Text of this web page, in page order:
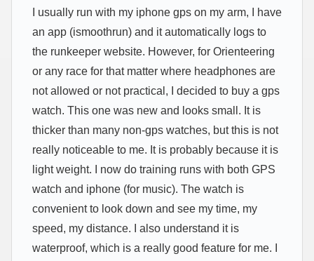
I usually run with my iphone gps on my arm, I have
an app (ismoothrun) and it automatically logs to
the runkeeper website. However, for Orienteering
or any race for that matter where headphones are
not allowed or not practical, I decided to buy a gps
watch. This one was new and looks small. It is
thicker than many non-gps watches, but this is not
really noticeable to me. It is probably because it is
light weight. I now do training runs with both GPS
watch and iphone (for music). The watch is
convenient to look down and see my time, my
speed, my distance. I also understand it is
waterproof, which is a really good feature for me. I